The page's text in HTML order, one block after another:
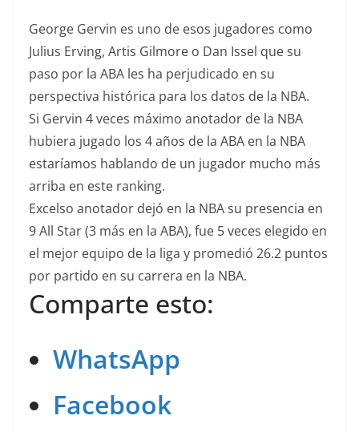
George Gervin es uno de esos jugadores como
Julius Erving, Artis Gilmore o Dan Issel que su
paso por la ABA les ha perjudicado en su
perspectiva histórica para los datos de la NBA.
Si Gervin 4 veces máximo anotador de la NBA
hubiera jugado los 4 años de la ABA en la NBA
estaríamos hablando de un jugador mucho más
arriba en este ranking.
Excelso anotador dejó en la NBA su presencia en
9 All Star (3 más en la ABA), fue 5 veces elegido en
el mejor equipo de la liga y promedió 26.2 puntos
por partido en su carrera en la NBA.
Comparte esto:
WhatsApp
Facebook